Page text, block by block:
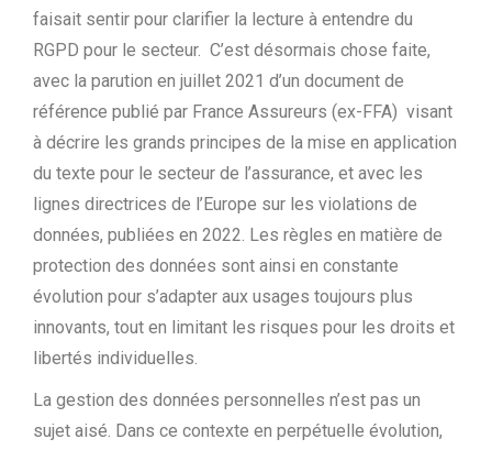
faisait sentir pour clarifier la lecture à entendre du
RGPD pour le secteur. C’est désormais chose faite,
avec la parution en juillet 2021 d’un document de
référence publié par France Assureurs (ex-FFA) visant
à décrire les grands principes de la mise en application
du texte pour le secteur de l’assurance, et avec les
lignes directrices de l’Europe sur les violations de
données, publiées en 2022. Les règles en matière de
protection des données sont ainsi en constante
évolution pour s’adapter aux usages toujours plus
innovants, tout en limitant les risques pour les droits et
libertés individuelles.
La gestion des données personnelles n’est pas un
sujet aisé. Dans ce contexte en perpétuelle évolution,